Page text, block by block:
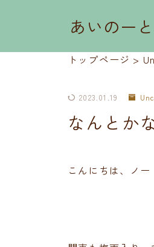
あいのー
トップページ >
2023.01.19
なんとか
こんにちは、ノ